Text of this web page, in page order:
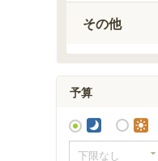
その他
予算